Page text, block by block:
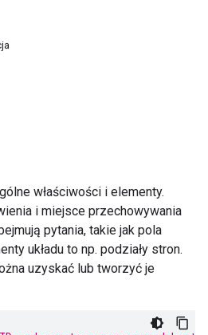
właściwości i elementy.
i miejsce przechowywania
pytania, takie jak pola
układu to np. podziały stron.
uzyskać lub tworzyć je